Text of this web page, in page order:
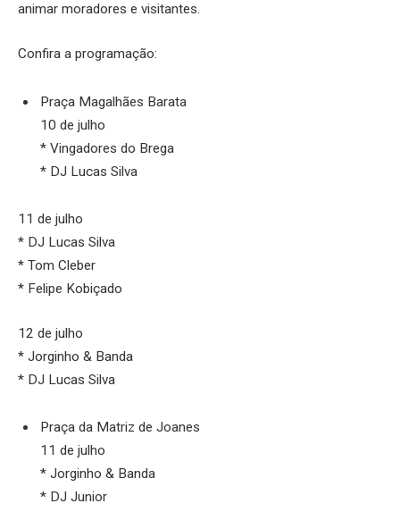
animar moradores e visitantes.
Confira a programação:
Praça Magalhães Barata
10 de julho
* Vingadores do Brega
* DJ Lucas Silva
11 de julho
* DJ Lucas Silva
* Tom Cleber
* Felipe Kobiçado
12 de julho
* Jorginho & Banda
* DJ Lucas Silva
Praça da Matriz de Joanes
11 de julho
* Jorginho & Banda
* DJ Junior